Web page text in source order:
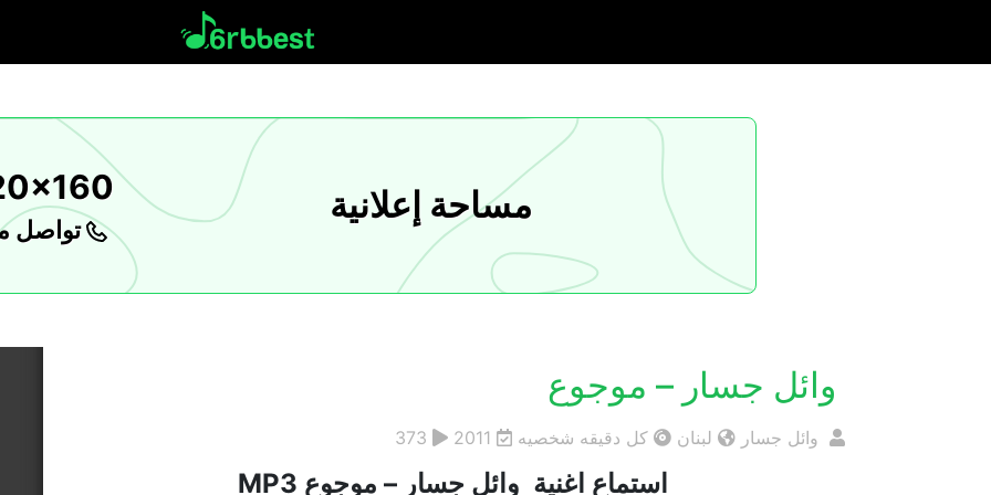
مساحة إعلانية
تواصل
وائل جسار – موجوع
وائل جسار لبنان كل دقيقه شخصيه 2011
استماع اغنية وائل جسار – موجوع MP3